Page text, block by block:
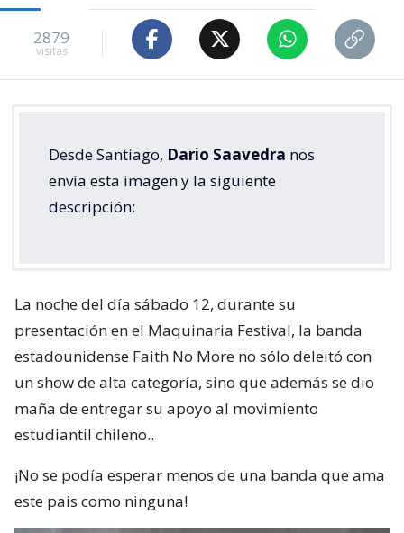
2879
visitas
Desde Santiago, Dario Saavedra nos
envía esta imagen y la siguiente
descripción:
La noche del día sábado 12, durante su
presentación en el Maquinaria Festival, la banda
estadounidense Faith No More no sólo deleitó con
un show de alta categoría, sino que además se dio
maña de entregar su apoyo al movimiento
estudiantil chileno..
¡No se podía esperar menos de una banda que ama
este pais como ninguna!